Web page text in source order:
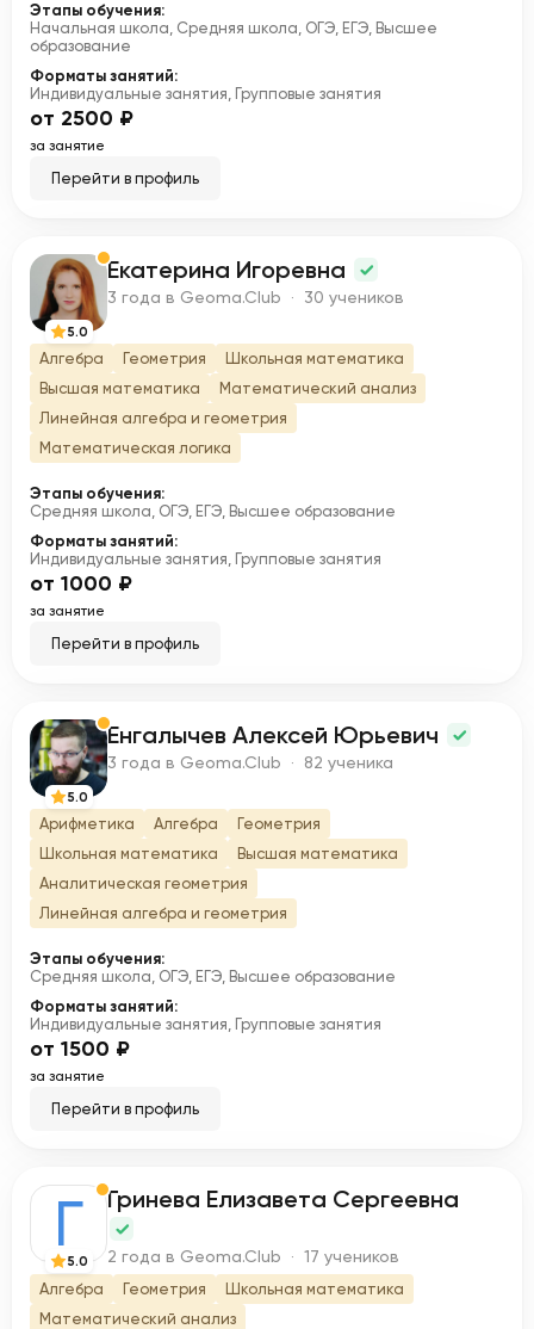
Этапы обучения:
Начальная школа, Средняя школа, ОГЭ, ЕГЭ, Высшее
образование
Форматы занятий:
Индивидуальные занятия, Групповые занятия
от 2500 ₽
за занятие
Перейти в профиль
Е
5.0
Екатерина Игоревна
3 года в Geoma.Club · 30 учеников
Алгебра Геометрия
Школьная математика
Высшая математика
Математический анализ
Линейная алгебра и геометрия
Математическая логика
Этапы обучения:
Средняя школа, ОГЭ, ЕГЭ, Высшее образование
Форматы занятий:
Индивидуальные занятия, Групповые занятия
от 1000 ₽
за занятие
Перейти в профиль
Е
5.0
Енгалычев Алексей Юрьевич
3 года в Geoma.Club · 82 ученика
Арифметика Алгебра
Геометрия
Школьная математика
Высшая математика
Аналитическая геометрия
Линейная алгебра и геометрия
Этапы обучения:
Средняя школа, ОГЭ, ЕГЭ, Высшее образование
Форматы занятий:
Индивидуальные занятия, Групповые занятия
от 1500 ₽
за занятие
Перейти в профиль
Г
5.0
Гринева Елизавета Сергеевна
2 года в Geoma.Club · 17 учеников
Алгебра Геометрия
Школьная математика
Математический анализ